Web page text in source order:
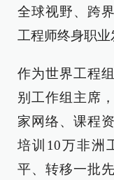
全球视野、跨
工程师终身职业
作为世界工程
别工作组主席
家网络、课程
培训10万非洲
平、转移一批